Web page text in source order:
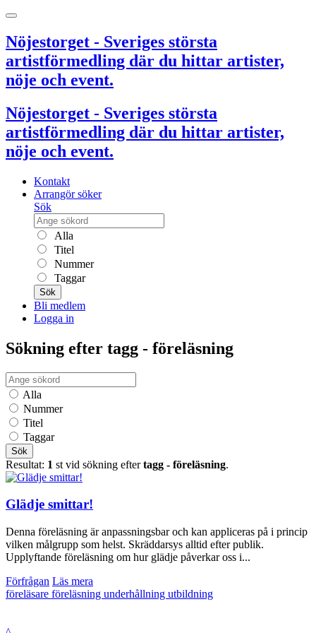
Nöjestorget - Sveriges största
artistförmedling där du hittar artister,
nöje och event.
Nöjestorget - Sveriges största
artistförmedling där du hittar artister,
nöje och event.
Kontakt
Arrangör söker
Sök
Alla
Titel
Nummer
Taggar
Sök
Bli medlem
Logga in
Sökning efter tagg - föreläsning
Alla
Nummer
Titel
Taggar
Sök
Resultat: 1 st vid sökning eftertagg - föreläsning.
Glädje smittar!
Denna föreläsning är anpassningsbar och kan appliceras på i princip
vilken målgrupp som helst. Skräddarsys alltid efter publik.
Upplyftande föreläsning om hur glädje påverkar oss i...
Förfrågan Läs mera
föreläsare föreläsning underhållning utbildning